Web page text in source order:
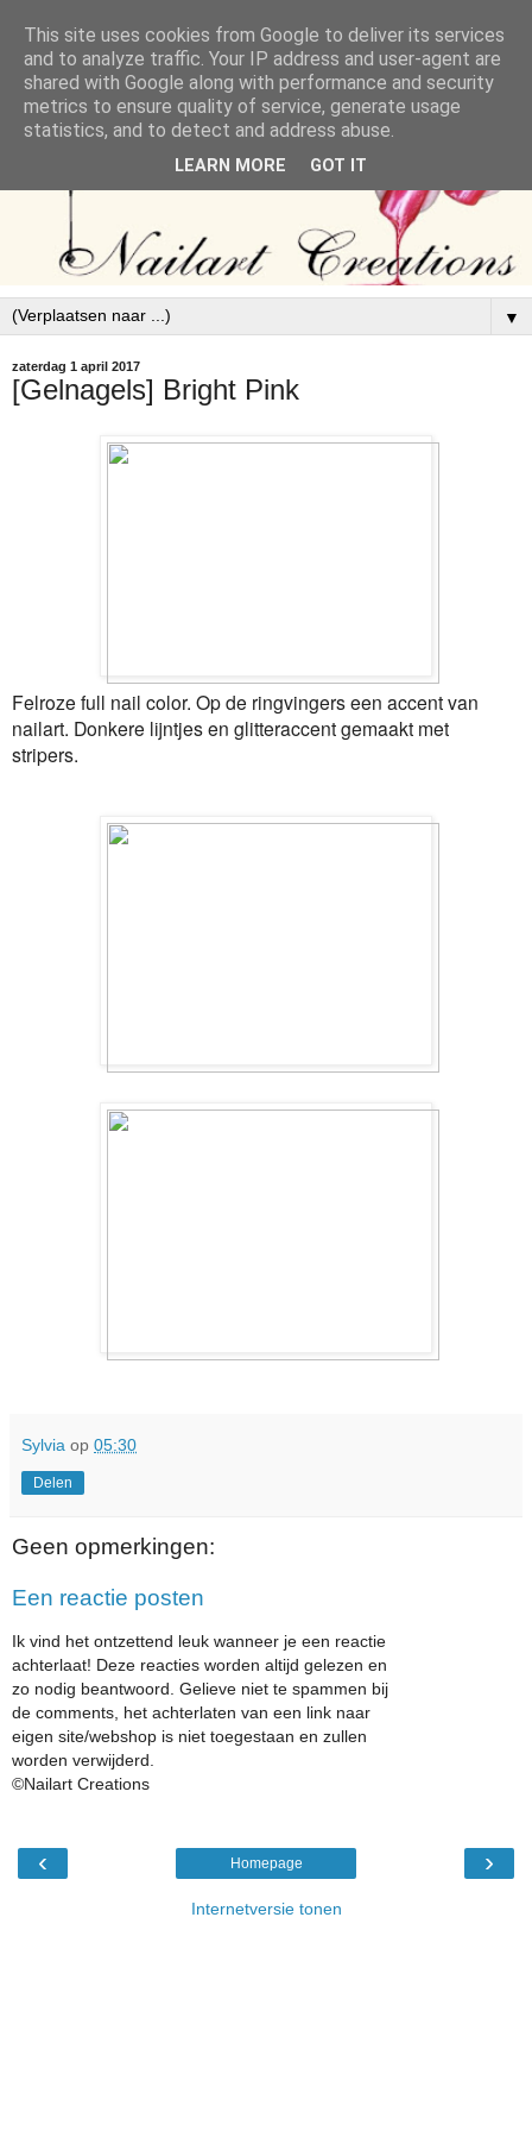
▼
zaterdag 1 april 2017
[Gelnagels] Bright Pink
Felroze full nail color. Op de ringvingers een accent van
nailart. Donkere lijntjes en glitteraccent gemaakt met
stripers.
Sylvia op 05:30
Delen
Geen opmerkingen:
Een reactie posten
Ik vind het ontzettend leuk wanneer je een reactie
achterlaat! Deze reacties worden altijd gelezen en
zo nodig beantwoord. Gelieve niet te spammen bij
de comments, het achterlaten van een link naar
eigen site/webshop is niet toegestaan en zullen
worden verwijderd.
©Nailart Creations
‹ ›
Homepage
Internetversie tonen
This site uses cookies from Google to deliver its services
and to analyze traffic. Your IP address and user-agent are
shared with Google along with performance and security
metrics to ensure quality of service, generate usage
statistics, and to detect and address abuse.
LEARN MORE GOT IT